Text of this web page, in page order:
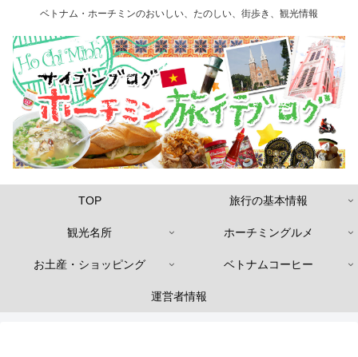
ベトナム・ホーチミンのおいしい、たのしい、街歩き、観光情報
TOP 旅行の基本情報
観光名所 ホーチミングルメ
お土産・ショッピング ベトナムコーヒー
運営者情報